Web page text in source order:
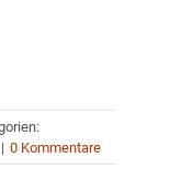
| 0 Kommentare